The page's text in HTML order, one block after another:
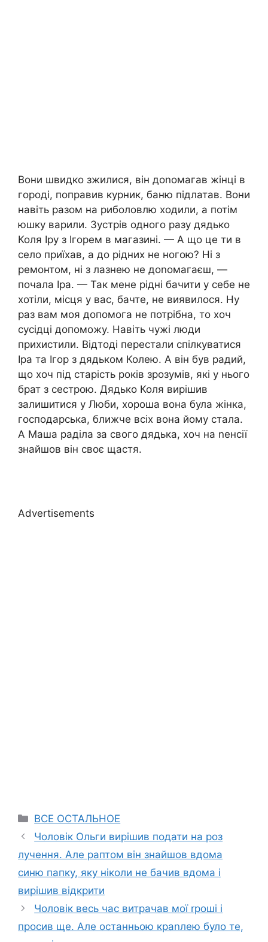
Вони швидко зжилися, він доnомагав жінці в
городі, поправив курник, баню підлатав. Вони
навіть разом на риболовлю ходили, а потім
юшку варили. Зустрів одного разу дядько
Коля Іру з Ігорем в магазині. — А що це ти в
село приїхав, а до рідних не ногою? Ні з
ремонтом, ні з лазнею не доnомагаєш, —
почала Іра. — Так мене рідні бачити у себе не
хотіли, місця у вас, бачте, не виявилося. Ну
раз вам моя допомога не потрібна, то хоч
сусідці допоможу. Навіть чужі люди
прихистили. Відтоді перестали спілкуватися
Іра та Ігор з дядьком Колею. А він був радий,
що хоч під старість років зрозумів, які у нього
брат з сестрою. Дядько Коля вирішив
залишитися у Люби, хороша вона була жінка,
господарська, ближче всіх вона йому стала.
А Маша раділа за свого дядька, хоч на nенсії
знайшов він своє щастя.
Advertisements
Categories
ВСЕ ОСТАЛЬНОЕ
Чоловік Ольги вирішив подати на роз
лучення. Але раптом він знайшов вдома
синю папку, яку ніколи не бачив вдома і
вирішив відкрити
Чоловік весь час витрачав мої rроші і
просив ще. Але останньою краnлею було те,